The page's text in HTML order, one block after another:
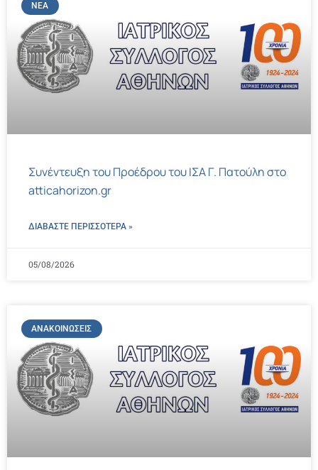
ΝΈΑ
Συνέντευξη του Προέδρου του ΙΣΑ Γ. Πατούλη στο
atticahorizon.gr
ΔΙΑΒΑΣΤΕ ΠΕΡΙΣΣΌΤΕΡΑ »
05/08/2026
ΑΝΑΚΟΙΝΏΣΕΙΣ